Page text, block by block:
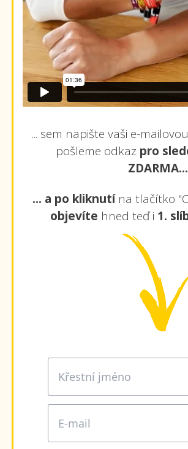
... sem napište vaši e-
pošleme odkaz pro
ZDARMA...
... a po kliknutína tlačítko
objevíte hned teď i 1.